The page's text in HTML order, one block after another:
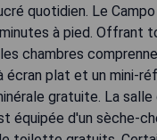
quotidien. Le
à pied. Offrant
chambres
écran plat et un mini-
gratuite. La salle
équipée d'un sèche-